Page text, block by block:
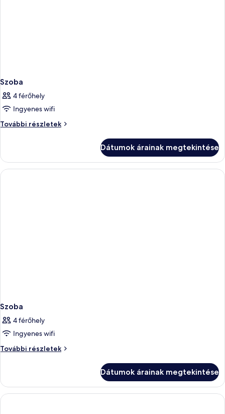
Szoba
4 férőhely
Ingyenes wifi
További részletek
Szoba
Dátumok árainak megtekintése
Szoba
4 férőhely
Ingyenes wifi
További részletek
Szoba
Dátumok árainak megtekintése